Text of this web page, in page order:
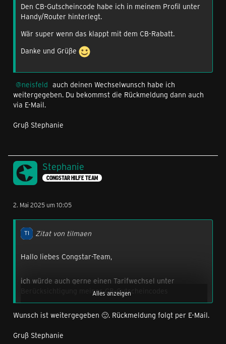
Den CB-Gutscheincode habe ich in meinem Profil unter
Handy/Router hinterlegt.
Wär super wenn das klappt mit dem CB-Rabatt.
Danke und Grüße
neisfeld auch deinen Wechselwunsch habe ich
weitergegeben. Du bekommst die Rückmeldung dann auch
via E-Mail.
Gruß Stephanie
Stephanie
CONGSTAR HILFE TEAM
2. Mai 2025 um 10:05
Zitat von tilmaen
Hallo liebes Congstar-Team,
ich würde auch gerne einen Tarifwechsel unter
Berücksichtigung meines CB-Gutscheincodes
durchführen wollen.
entsprechend aktuellem Tarifwechsel-Angebot: 16GB,
Alles anzeigen
Wunsch ist weitergegeben 🙂. Rückmeldung folgt per E-Mail.
Gruß Stephanie